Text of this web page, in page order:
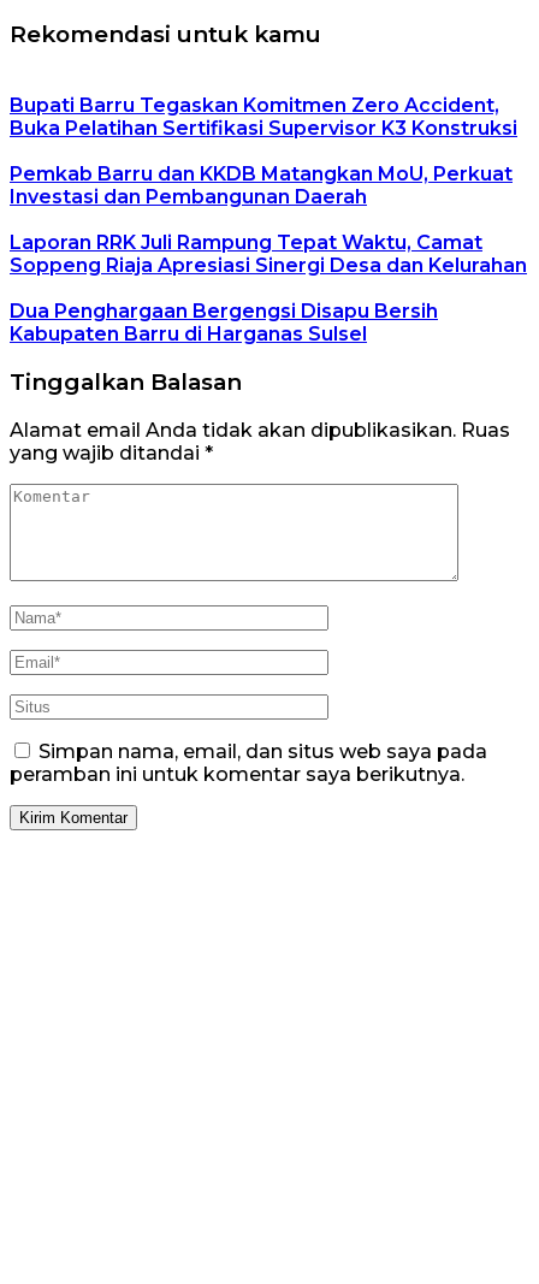
Rekomendasi untuk kamu
Bupati Barru Tegaskan Komitmen Zero Accident,
Buka Pelatihan Sertifikasi Supervisor K3 Konstruksi
Pemkab Barru dan KKDB Matangkan MoU, Perkuat
Investasi dan Pembangunan Daerah
Laporan RRK Juli Rampung Tepat Waktu, Camat
Soppeng Riaja Apresiasi Sinergi Desa dan Kelurahan
Dua Penghargaan Bergengsi Disapu Bersih
Kabupaten Barru di Harganas Sulsel
Tinggalkan Balasan
Alamat email Anda tidak akan dipublikasikan. Ruas
yang wajib ditandai *
Simpan nama, email, dan situs web saya pada
peramban ini untuk komentar saya berikutnya.